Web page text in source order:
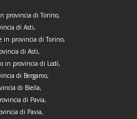
provincia di Torino,
di Asti,
in provincia di Torino,
di Asti,
in provincia di Lodi,
di Bergamo,
di Biella,
di Pavia,
di Pavia,